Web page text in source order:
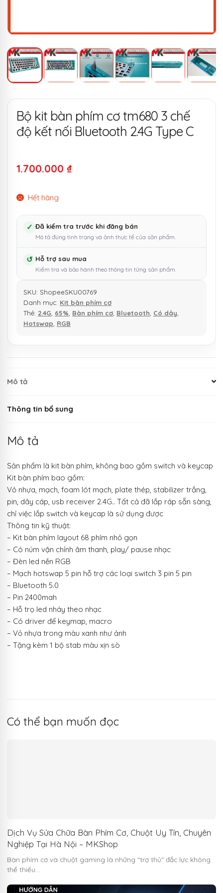
Bộ kit bàn phím cơ tm680 3 chế
độ kết nối Bluetooth 2.4G Type C
1.700.000 ₫
Hết hàng
✓ Đã kiểm tra trước khi đăng bán
Mô tả đúng tình trạng và ảnh thực tế của sản phẩm.
↺ Hỗ trợ sau mua
Kiểm tra và bảo hành theo thông tin từng sản phẩm.
SKU: ShopeeSKU00769
Danh mục: Kit bàn phím cơ
Thẻ: 2.4G 65% Bàn phím cơ Bluetooth Có dây
Hotswap RGB
Mô tả
Thông tin bổ sung
Mô tả
Sản phẩm là kit bàn phím, không bao gồm switch và keycap
Kit bàn phím bao gồm:
Vỏ nhựa, mạch, foam lót mạch, plate thép, stabilizer trắng,
pin, dây cáp, usb receiver 2.4G.. Tất cả đã lắp ráp sẵn sàng,
chỉ việc lắp switch và keycap là sử dụng được
Thông tin kỹ thuật:
– Kit bàn phím layout 68 phím nhỏ gọn
– Có núm vặn chỉnh âm thanh, play/ pause nhạc
– Đèn led nền RGB
– Mạch hotswap 5 pin hỗ trợ các loại switch 3 pin 5 pin
– Bluetooth 5.0
– Pin 2400mah
– Hỗ trọ led nháy theo nhạc
– Có driver để keymap, macro
– Vỏ nhựa trong màu xanh như ảnh
– Tặng kèm 1 bộ stab màu xịn sò
Có thể bạn muốn đọc
Dịch Vụ Sửa Chữa Bàn Phím Cơ, Chuột Uy Tín, Chuyên
Nghiệp Tại Hà Nội – MKShop
Bàn phím cơ và chuột gaming là những "trợ thủ" đắc lực không
thể thiếu…